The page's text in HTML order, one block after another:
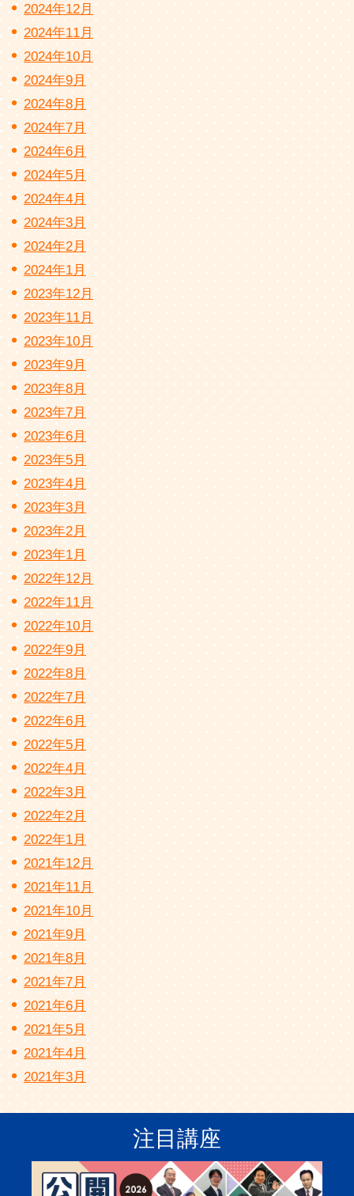
2024年12月
2024年11月
2024年10月
2024年9月
2024年8月
2024年7月
2024年6月
2024年5月
2024年4月
2024年3月
2024年2月
2024年1月
2023年12月
2023年11月
2023年10月
2023年9月
2023年8月
2023年7月
2023年6月
2023年5月
2023年4月
2023年3月
2023年2月
2023年1月
2022年12月
2022年11月
2022年10月
2022年9月
2022年8月
2022年7月
2022年6月
2022年5月
2022年4月
2022年3月
2022年2月
2022年1月
2021年12月
2021年11月
2021年10月
2021年9月
2021年8月
2021年7月
2021年6月
2021年5月
2021年4月
2021年3月
注目講座